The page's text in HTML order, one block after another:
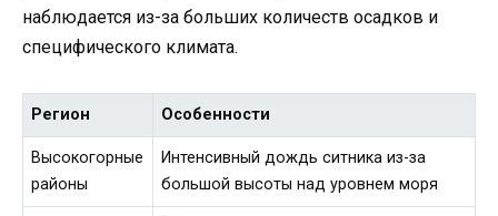
наблюдается из-за больших количеств осадков и
специфического климата.
Регион Особенности
Высокогорные
районы
Интенсивный дождь ситника из-за
большой высоты над уровнем моря